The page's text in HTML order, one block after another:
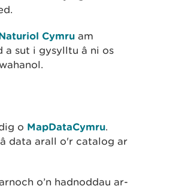
Cymru am
a sut i gysylltu â ni os
o MapDataCymru.
data arall o'r catalog ar
o’n hadnoddau ar-